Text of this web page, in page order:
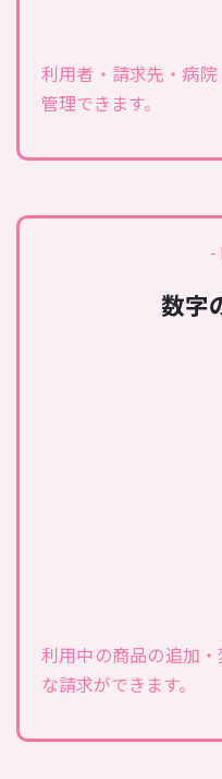
利用者・請求先・病
管理できます。
-
数字
利用中の商品の追加
な請求ができます。